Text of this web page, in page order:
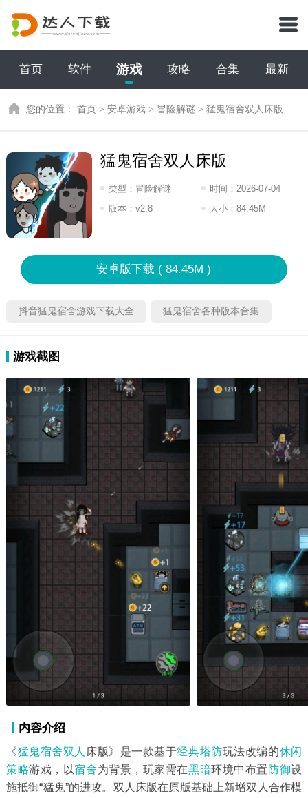
首页 软件 游戏 攻略 合集 最新
您的位置：首页 >安卓游戏 > 冒险解谜 >猛鬼宿舍双人床版
猛鬼宿舍双人床版
类型： 冒险解谜 时间： 2026-07-04
12:2026
版本：v2.8 大小： 84.45M
安卓版下载 ( 84.45M )
抖音猛鬼宿舍游戏下载大全 猛鬼宿舍各种版本合集
游戏截图
内容介绍
《猛鬼宿舍双人 床版》是一款基于经典塔防玩法改编的休闲
策略游戏，以宿舍为背景，玩家需在黑暗环境中布置 防御设
施抵御“猛鬼”的进攻。双人床版在原版基础上新增双人合作模